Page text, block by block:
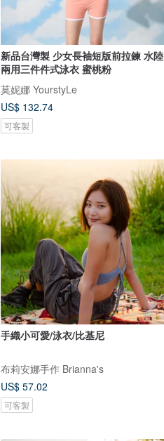
新品台灣製 少女長袖短版前拉鍊 水陸
兩用三件件式泳衣 蜜桃粉
莫妮娜 YourstyLe
US$ 132.74
可客製
手織小可愛/泳衣/比基尼
布莉安娜手作 Brianna's
US$ 57.02
可客製